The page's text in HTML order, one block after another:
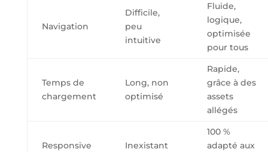
Navigation
Difficile,
peu
intuitive
Fluide,
logique,
optimisée
pour tous
Temps de
chargement
Long, non
optimisé
Rapide,
grâce à des
assets
allégés
Responsive
Inexistant
100 %
adapté aux